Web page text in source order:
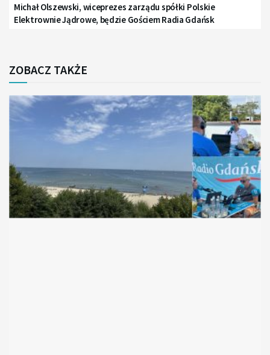
Michał Olszewski, wiceprezes zarządu spółki Polskie
Elektrownie Jądrowe, będzie Gościem Radia Gdańsk
ZOBACZ TAKŻE